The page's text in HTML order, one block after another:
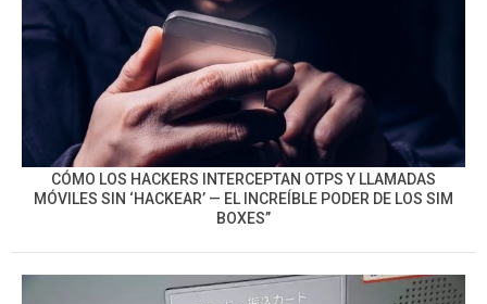
CÓMO LOS HACKERS INTERCEPTAN OTPS Y LLAMADAS
MÓVILES SIN ‘HACKEAR’ — EL INCREÍBLE PODER DE LOS SIM
BOXES”